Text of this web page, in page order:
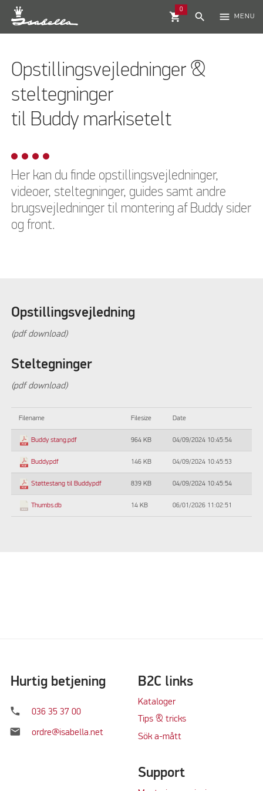
shopping_cart
0
search menu MENU
Opstillingsvejledninger &
steltegninger
til Buddy markisetelt
Her kan du finde opstillingsvejledninger,
videoer, steltegninger, guides samt andre
brugsvejledninger til montering af Buddy sider
og front.
Opstillingsvejledning
(pdf download)
Steltegninger
(pdf download)
Filename Filesize Date
Buddy stang.pdf 964 KB 04/09/2024 10:45:54
Buddy.pdf 146 KB 04/09/2024 10:45:53
Støttestang til Buddy.pdf 839 KB 04/09/2024 10:45:54
Thumbs.db 14 KB 06/01/2026 11:02:51
Hurtig betjening
phone 036 35 37 00
mail ordre@isabella.net
B2C links
Kataloger
Tips & tricks
Sök a-mått
Support